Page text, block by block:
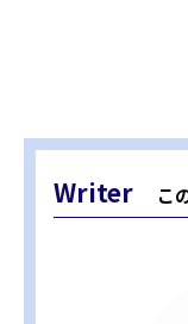
Writer こ